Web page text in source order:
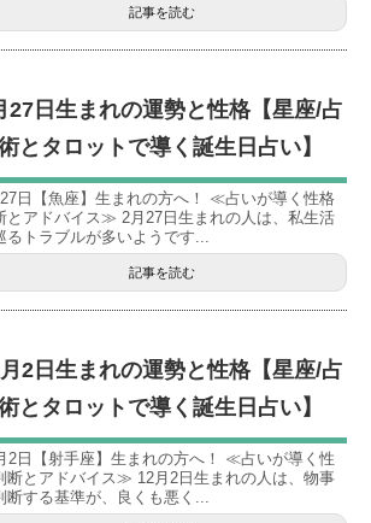
記事を読む
27日生まれの運勢と性格【星座/占
とタロットで導く誕生日占い】
日【魚座】生まれの方へ！ ≪占いが導く性格
とアドバイス≫ 2月27日生まれの人は、私生活
るトラブルが多いようです...
記事を読む
2日生まれの運勢と性格【星座/占
とタロットで導く誕生日占い】
2日【射手座】生まれの方へ！ ≪占いが導く性
断とアドバイス≫ 12月2日生まれの人は、物事
断する基準が、良くも悪く...